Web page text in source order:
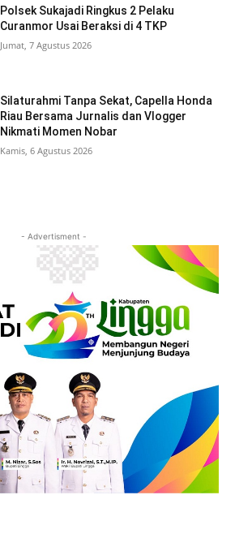
Polsek Sukajadi Ringkus 2 Pelaku
Curanmor Usai Beraksi di 4 TKP
Jumat, 7 Agustus 2026
Silaturahmi Tanpa Sekat, Capella Honda
Riau Bersama Jurnalis dan Vlogger
Nikmati Momen Nobar
Kamis, 6 Agustus 2026
- Advertisment -